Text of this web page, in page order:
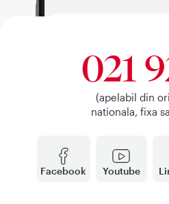
Facebook Youtube
021
(apelabil din
nationala, fixa